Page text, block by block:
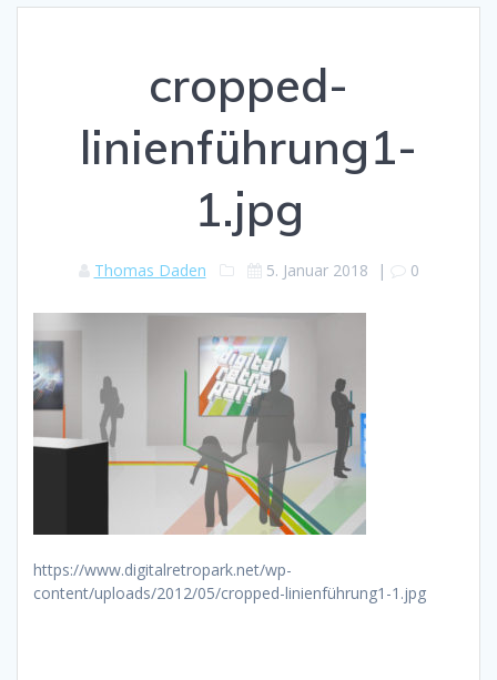
cropped-
linienführung1-
1.jpg
Thomas Daden 5. Januar 2018 | 0
https://www.digitalretropark.net/wp-
content/uploads/2012/05/cropped-linienführung1-1.jpg